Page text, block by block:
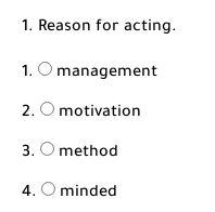
1. Reason for acting.
management
motivation
method
minded